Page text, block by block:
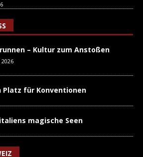
– Kultur zum Anstoßen
2026
Platz für Konventionen
magische Seen